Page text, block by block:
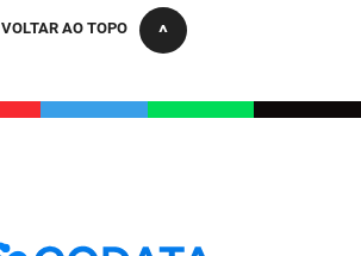
VOLTAR AO TOPO